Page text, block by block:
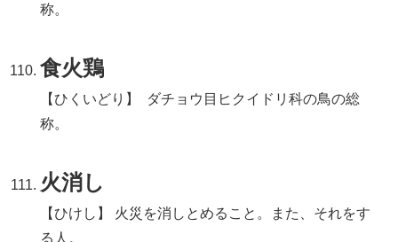
称。
食火鶏
【ひくいどり】 ダチョウ目ヒクイドリ科の鳥の総
称。
火消し
【ひけし】 火災を消しとめること。また、それをす
る人。